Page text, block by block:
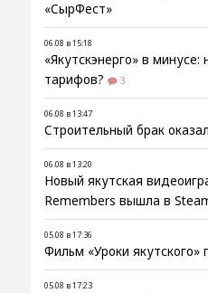
«СырФест»
06.08 в 15:18
«Якутскэнерго» в
тарифов?
3
06.08 в 13:47
Строительный брак
06.08 в 13:20
Новый якутская
Remembers вышла в
05.08 в 17:36
Фильм «Уроки
05.08 в 17:23